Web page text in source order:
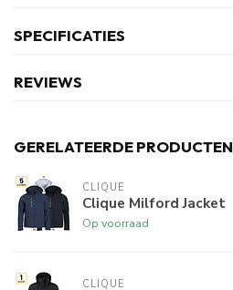
SPECIFICATIES
REVIEWS
GERELATEERDE PRODUCTEN
CLIQUE
Clique Milford Jacket
Op voorraad
CLIQUE